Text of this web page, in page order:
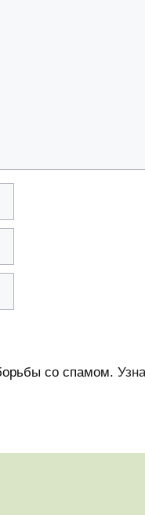
со спамом.